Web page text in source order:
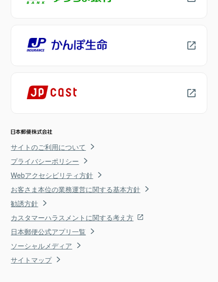
サイトのご利用について
プライバシーポリシー
Webアクセシビリティ方針
お客さま本位の業務運営に関する基本方針
勧誘方針
カスタマーハラスメントに関する考え方
日本郵便公式アプリ一覧
ソーシャルメディア
サイトマップ